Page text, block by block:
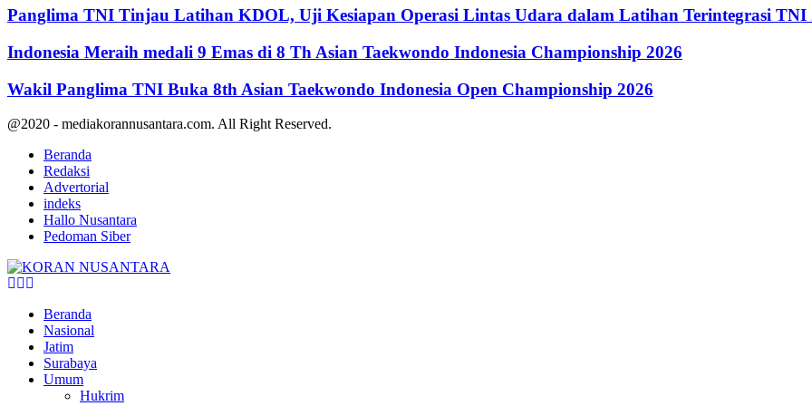
Panglima TNI Tinjau Latihan KDOL, Uji Kesiapan Operasi Lintas Udara dalam Latihan Terintegrasi TNI
Indonesia Meraih medali 9 Emas di 8 Th Asian Taekwondo Indonesia Championship 2026
Wakil Panglima TNI Buka 8th Asian Taekwondo Indonesia Open Championship 2026
@2020 - mediakorannusantara.com. All Right Reserved.
Beranda
Redaksi
Advertorial
indeks
Hallo Nusantara
Pedoman Siber
Facebook
Twitter
Beranda
Nasional
Jatim
Surabaya
Umum
Hukrim